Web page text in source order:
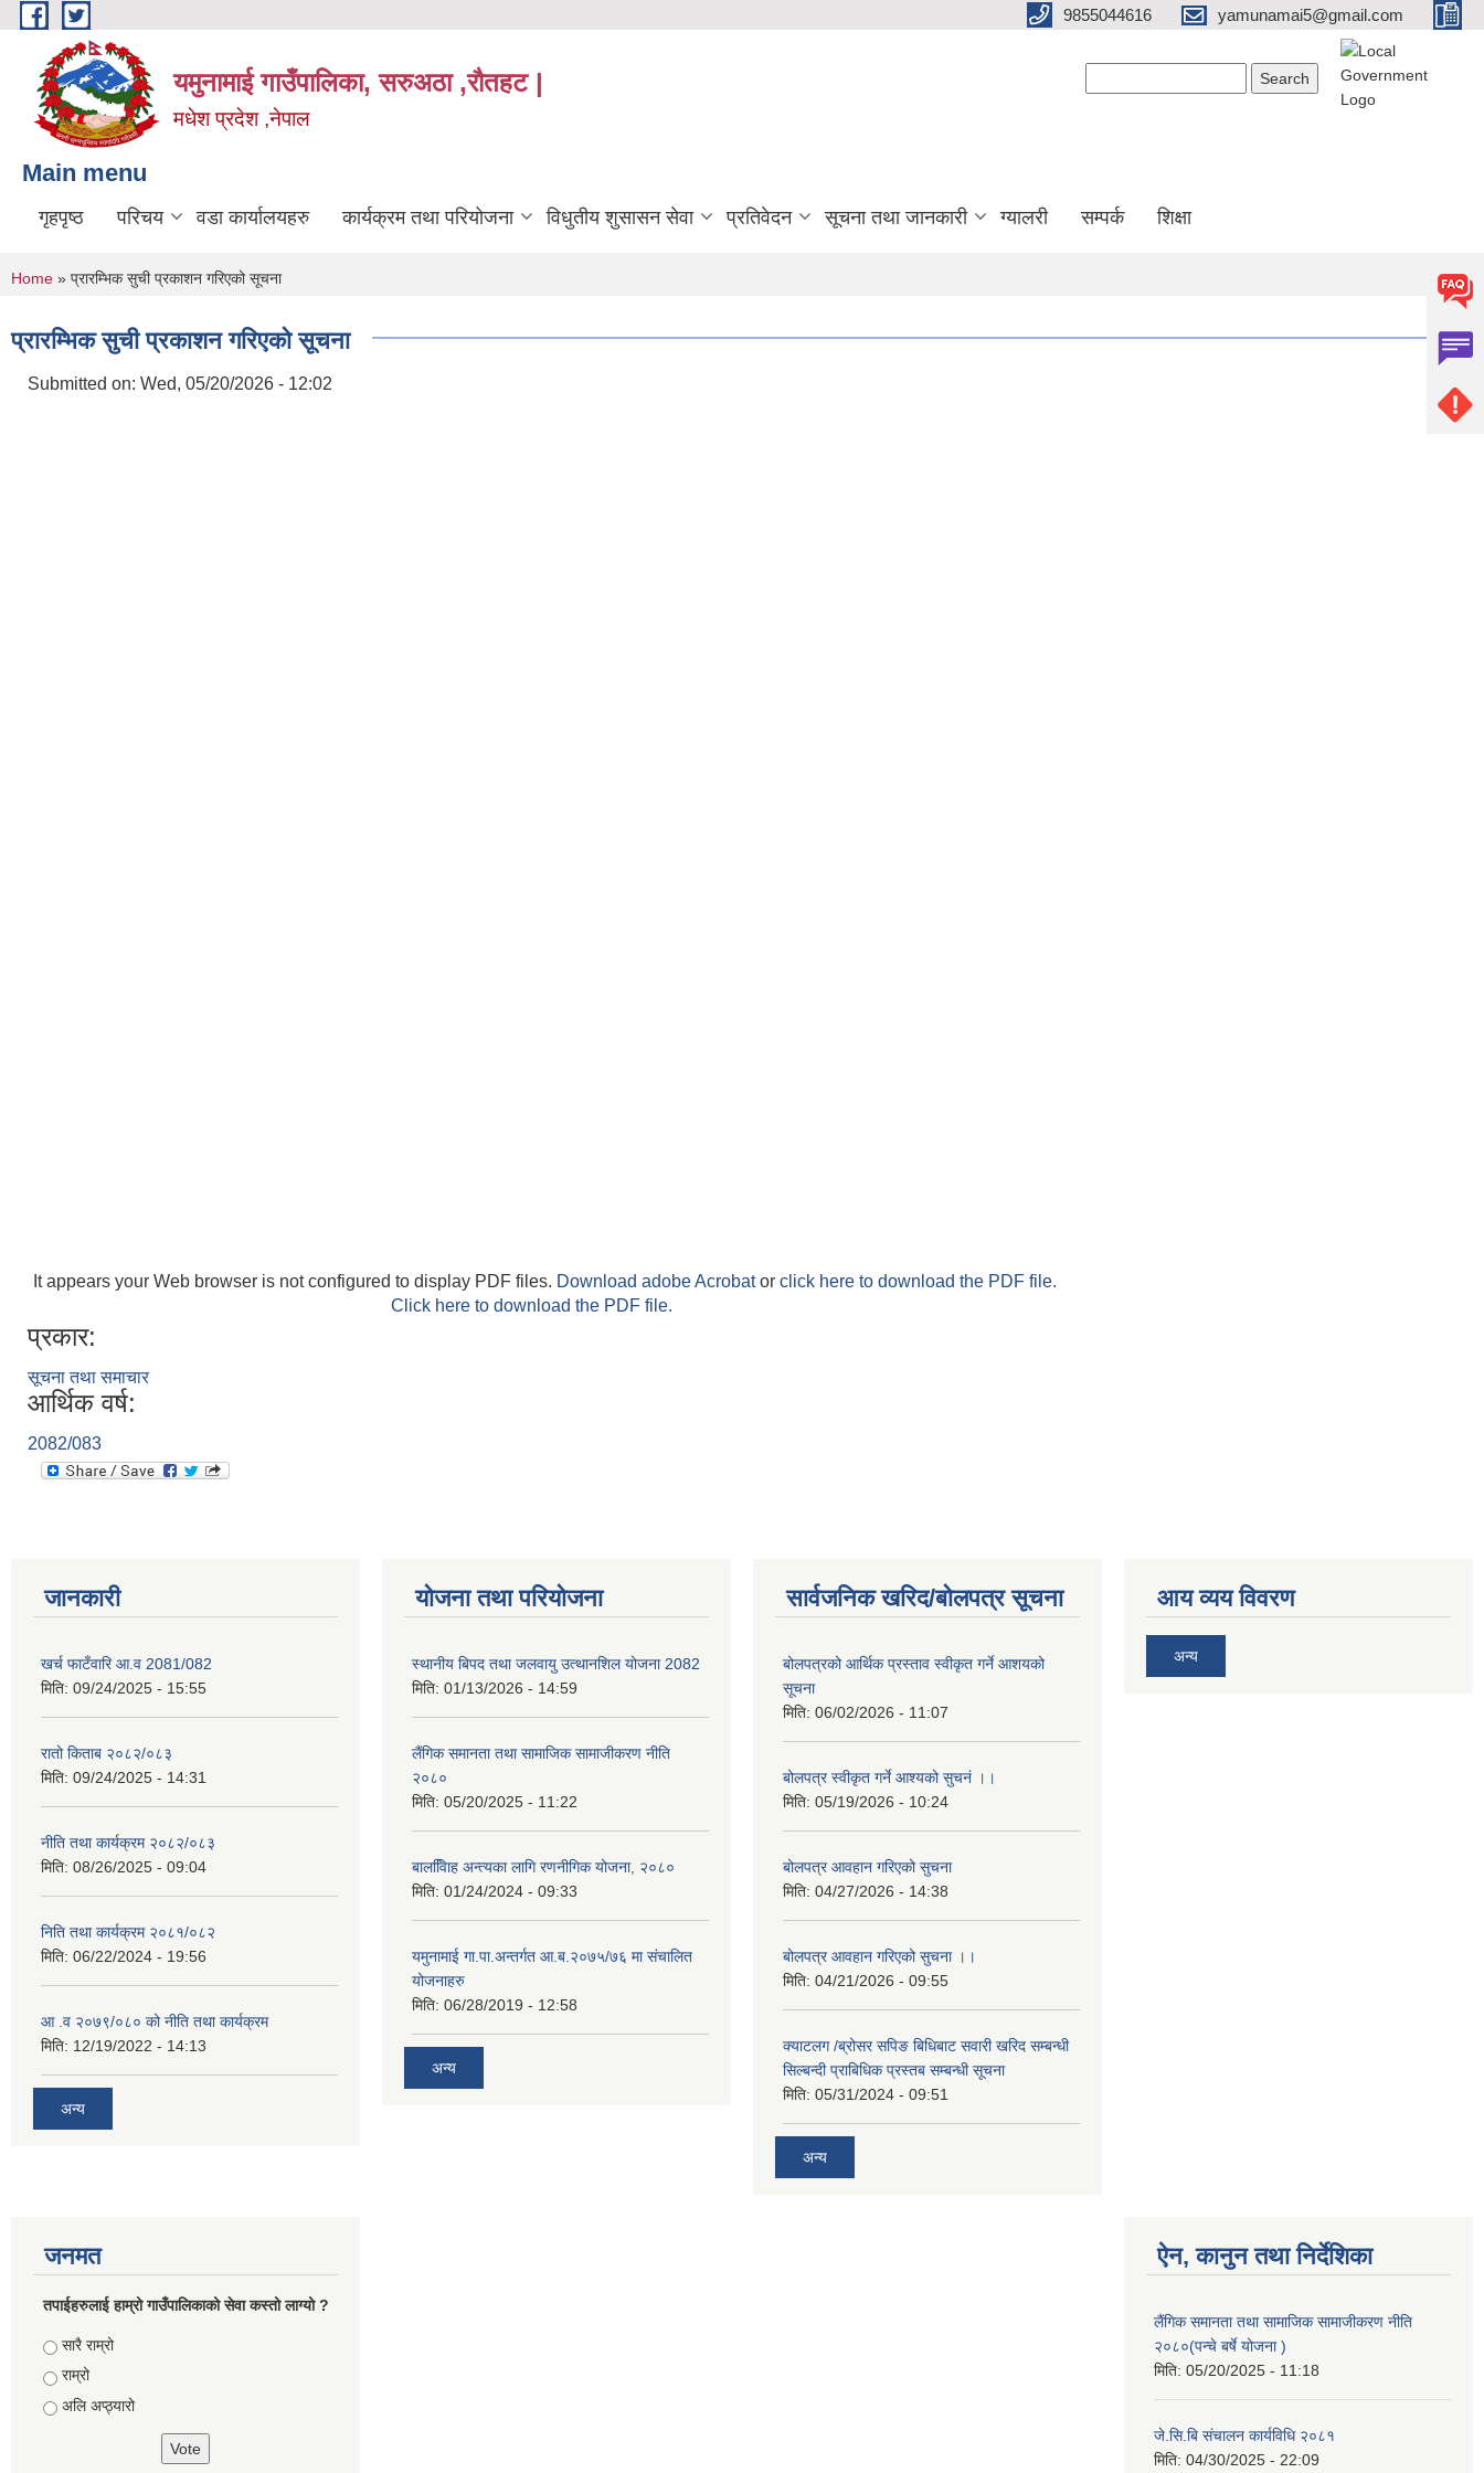
Skip to main content 9855044616 yamunamai5@gmail.com
यमुनामाई गाउँपालिका, सरुअठा ,रौतहट |
मधेश प्रदेश ,नेपाल
Main menu
गृहपृष्ठ परिचय वडा कार्यालयहरु कार्यक्रम तथा परियोजना विधुतीय शुसासन सेवा प्रतिवेदन सूचना तथा जानकारी ग्यालरी सम्पर्क शिक्षा
You are here
Home » प्रारम्भिक सुची प्रकाशन गरिएको सूचना
प्रारम्भिक सुची प्रकाशन गरिएको सूचना
Submitted on: Wed, 05/20/2026 - 12:02
It appears your Web browser is not configured to display PDF files. Download adobe Acrobator click here to download the PDF file.
Click here to download the PDF file.
प्रकार:
सूचना तथा समाचार
आर्थिक वर्ष:
2082/083
जानकारी
खर्च फाटँवारि आ.व 2081/082
मिति: 09/24/2025 - 15:55
रातो किताब २०८२/०८३
मिति: 09/24/2025 - 14:31
नीति तथा कार्यक्रम २०८२/०८३
मिति: 08/26/2025 - 09:04
निति तथा कार्यक्रम २०८१/०८२
मिति: 06/22/2024 - 19:56
आ .व २०७९/०८० को नीति तथा कार्यक्रम
मिति: 12/19/2022 - 14:13
अन्य
योजना तथा परियोजना
स्थानीय बिपद तथा जलवायु उत्थानशिल योजना 2082
मिति: 01/13/2026 - 14:59
लैंगिक समानता तथा सामाजिक सामाजीकरण नीति
२०८०
मिति: 05/20/2025 - 11:22
बालवििाह अन्त्यका लागि रणनीगिक योजना, २०८०
मिति: 01/24/2024 - 09:33
यमुनामाई गा.पा.अन्तर्गत आ.ब.२०७५/७६ मा संचालित
योजनाहरु
मिति: 06/28/2019 - 12:58
अन्य
सार्वजनिक खरिद/बोलपत्र सूचना
बोलपत्रको आर्थिक प्रस्ताव स्वीकृत गर्ने आशयको
सूचना
मिति: 06/02/2026 - 11:07
बोलपत्र स्वीकृत गर्ने आश्यको सुचनं ।।
मिति: 05/19/2026 - 10:24
बोलपत्र आवहान गरिएको सुचना
मिति: 04/27/2026 - 14:38
बोलपत्र आवहान गरिएको सुचना ।।
मिति: 04/21/2026 - 09:55
क्याटलग /ब्रोसर सपिङ बिधिबाट सवारी खरिद सम्बन्धी
सिल्बन्दी प्राबिधिक प्रस्तब सम्बन्धी सूचना
मिति: 05/31/2024 - 09:51
अन्य
आय व्यय विवरण
अन्य
जनमत
तपाईहरुलाई हाम्रो गाउँपालिकाको सेवा कस्तो लाग्यो ?
Choices
सारै राम्रो
राम्रो
अलि अप्ठ्यारो
ऐन, कानुन तथा निर्देशिका
लैंगिक समानता तथा सामाजिक सामाजीकरण नीति
२०८०(पन्चे बर्षे योजना )
मिति: 05/20/2025 - 11:18
जे.सि.बि संचालन कार्यविधि २०८१
मिति: 04/30/2025 - 22:09